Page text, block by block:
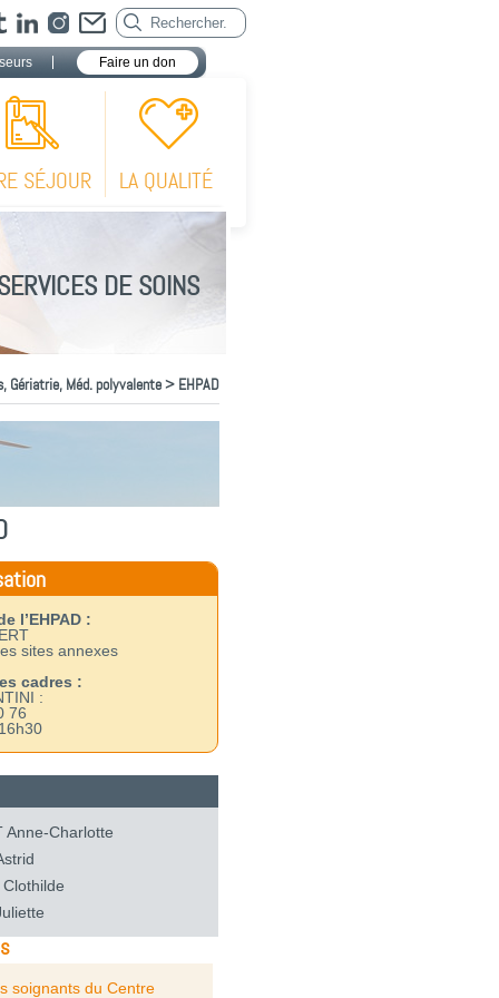
Faire un don
SÉJOUR LA QUALITÉ
DE SOINS
Gériatrie, Méd. polyvalente> EHPAD
l’EHPAD :
sites annexes
cadres :
:
76
Anne-Charlotte
Clothilde
soignants du Centre